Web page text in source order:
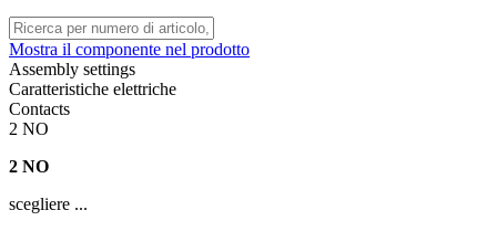
Mostra il componente nel prodotto
Assembly settings
Caratteristiche elettriche
Contacts
2 NO
2 NO
scegliere ...